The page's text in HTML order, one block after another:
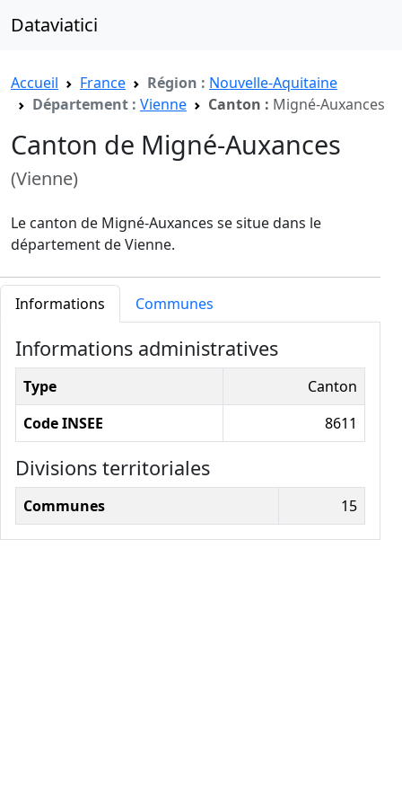
Dataviatici
Accueil France Région : Nouvelle-Aquitaine
Département : Vienne Canton : Migné-Auxances
Canton de Migné-Auxances
(Vienne)
Le canton de Migné-Auxances se situe dans le
département de Vienne.
Informations Communes
Informations administratives
Type
Canton
Code INSEE
8611
Divisions territoriales
Communes 15